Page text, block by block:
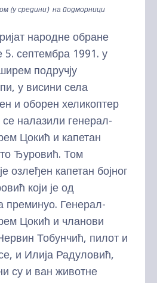
(у средини) на подморници
народне обране
5. септембра 1991. у
подручју
у висини села
и оборен хеликоптер
се налазили генерал-
Цокић и капетан
Ђуровић. Том
озлеђен капетан бојног
који је од
преминуо. Генерал-
Цокић и чланови
Тобунчић, пилот и
и Илија Радуловић,
су и ван животне